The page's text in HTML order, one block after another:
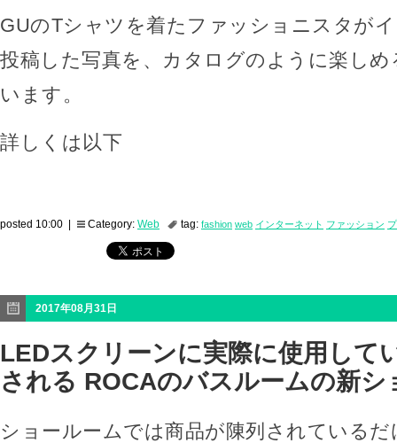
GUのTシャツを着たファッショニスタが
投稿した写真を、カタログのように楽し
います。
詳しくは以下
posted 10:00 | Category: Web tag: fashion web インターネット ファッション
2017年08月31日
LEDスクリーンに実際に使用して
される ROCAのバスルームの新シ
ショールームでは商品が陳列されているだ